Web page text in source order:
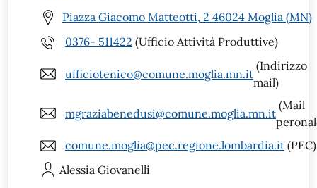
Piazza Giacomo Matteotti, 2 46024 Moglia (MN)
0376- 511422 (Ufficio Attività Produttive)
ufficiotenico@comune.moglia.mn.it
(Indirizzo
mail)
mgraziabenedusi@comune.moglia.mn.it
(Mail
comune.moglia@pec.regione.lombardia.it (PEC)
Alessia Giovanelli